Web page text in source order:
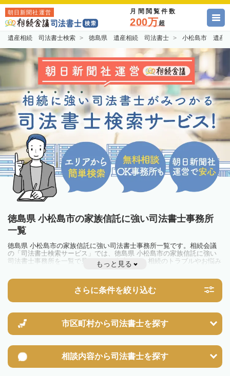
朝日新聞社運営 月間閲覧件数
200万超
遺産相続 司法書士検索 徳島県 遺産相続 司法書士 小松島市 遺産
徳島県 小松島市の家族信託に強い司法書士事務所
一覧
徳島県 小松島市の家族信託に強い司法書士事務所一覧です。相続会議
の「司法書士検索サービス」では、徳島県 小松島市の家族信託に強い
司法書士事務所を一覧で見ることが出来ます。相続のトラブルやお悩み
を抱えている方は一度近隣の司法書士に相談してみましょう。
もっと見る
さらに条件を絞り込む
市区町村から司法書士を探す
相談内容から司法書士を探す